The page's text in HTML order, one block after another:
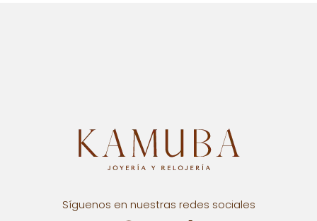
Síguenos en nuestras redes sociales